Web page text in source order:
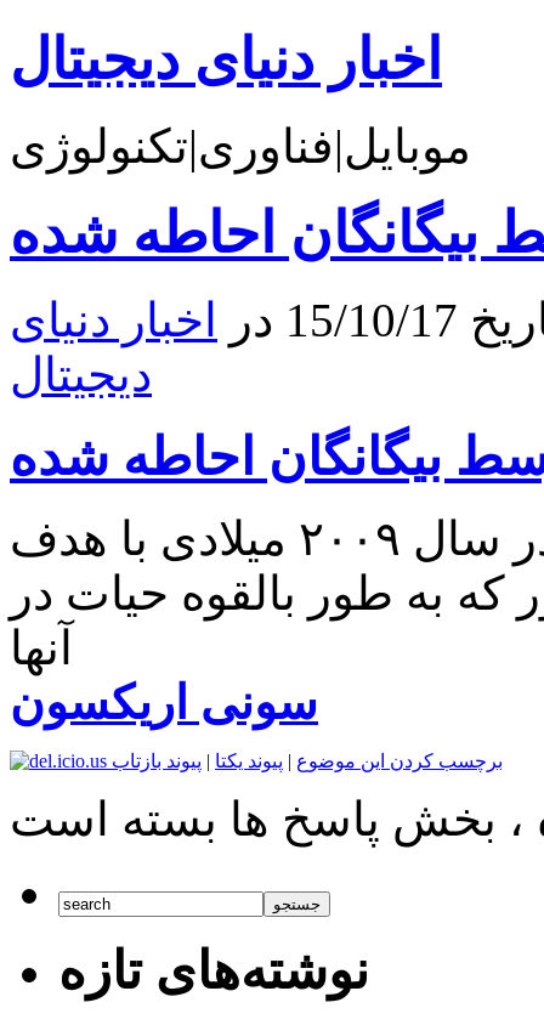
اخبار دنیای دیجیتال
موبایل|فناوری|تکنولوژی
در
اخبار دنیای
دیجیتال
تلسکوپ فضایی کپلر ناسا در سال ۲۰۰۹ میلادی با هدف
که به طور بالقوه حیات در
آنها
سونی اریکسون
برچسب کردن این موضوع | پیوند یکتا | پیوند بازتاب
نوشته‌های تازه